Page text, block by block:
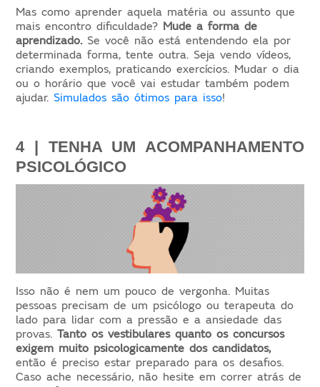
Mas como aprender aquela matéria ou assunto que
mais encontro dificuldade? Mude a forma de
aprendizado.Se você não está entendendo ela por
determinada forma, tente outra. Seja vendo vídeos,
criando exemplos, praticando exercícios. Mudar o dia
ou o horário que você vai estudar também podem
ajudar.Simulados são ótimos para isso!
4 | TENHA UM ACOMPANHAMENTO
PSICOLÓGICO
Isso não é nem um pouco de vergonha. Muitas
pessoas precisam de um psicólogo ou terapeuta do
lado para lidar com a pressão e a ansiedade das
provas.Tanto os vestibulares quanto os concursos
exigem muito psicologicamente dos candidatos,
então é preciso estar preparado para os desafios.
Caso ache necessário, não hesite em correr atrás de